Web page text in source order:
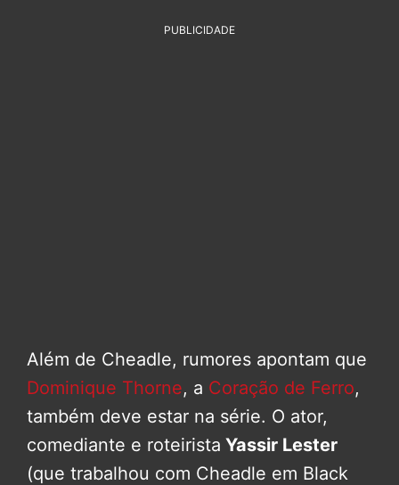
PUBLICIDADE
Além de Cheadle, rumores apontam que
Dominique Thorne, a Coração de Ferro,
também deve estar na série. O ator,
comediante e roteirista Yassir Lester
(que trabalhou com Cheadle em Black